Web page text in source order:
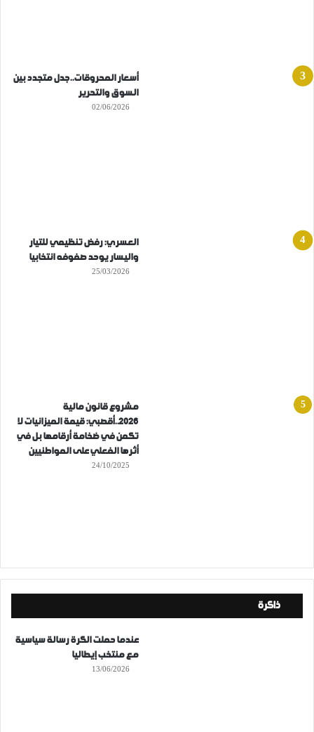
أسعار المحروقات..جدل متجدد بين
السوق والتحرير
02/06/2026
العسري: رفض تنظيمي للتيار
واليسار يوحد صفوفه انتخابيا
25/03/2026
مشروع قانون مالية
2026..أقصبي: قيمة الميزانيات لا
تكمن في ضخامة أرقامها بل في
أثرها الفعلي على المواطنيين
24/10/2025
ذاكرة
عندما حملت الكرة رسالة سياسية
مع منتخب إيطاليا
13/06/2026